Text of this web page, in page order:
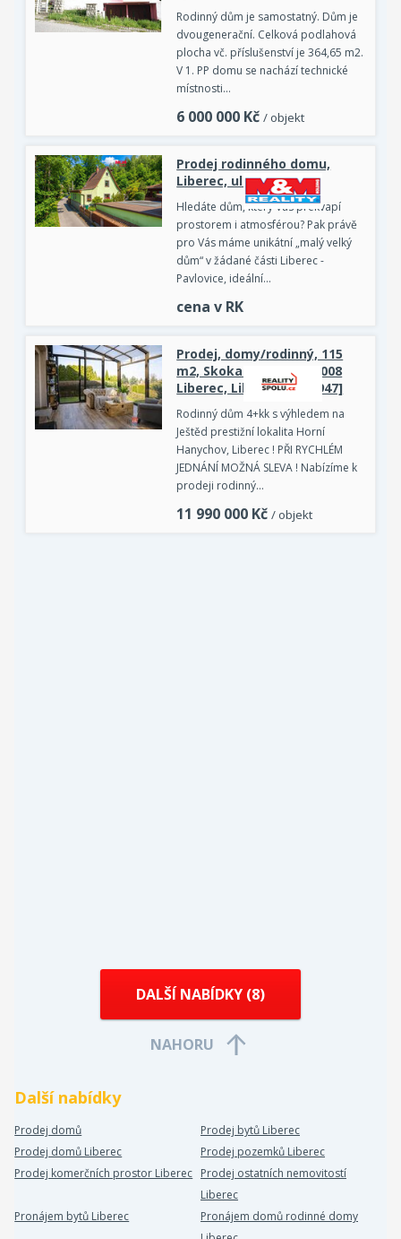
Rodinný dům je samostatný. Dům je
dvougenerační. Celková podlahová
plocha vč. příslušenství je 364,65 m2.
V 1. PP domu se nachází technické
místnosti…
6 000 000 Kč / objekt
Prodej rodinného domu,
Liberec, ul. Na Mlýnku
Hledáte dům, který Vás překvapí
prostorem i atmosférou? Pak právě
pro Vás máme unikátní „malý velký
dům“ v žádané části Liberec -
Pavlovice, ideální…
cena v RK
Prodej, domy/rodinný, 115
m2, Skokanská 459, 46008
Liberec, Liberec [ID 81947]
Rodinný dům 4+kk s výhledem na
Ještěd prestižní lokalita Horní
Hanychov, Liberec ! PŘI RYCHLÉM
JEDNÁNÍ MOŽNÁ SLEVA ! Nabízíme k
prodeji rodinný…
11 990 000 Kč / objekt
DALŠÍ NABÍDKY (8)
NAHORU
Další nabídky
Prodej domů
Prodej bytů Liberec
Prodej domů Liberec
Prodej pozemků Liberec
Prodej komerčních prostor Liberec Prodej ostatních nemovitostí
Liberec
Pronájem bytů Liberec
Pronájem domů rodinné domy